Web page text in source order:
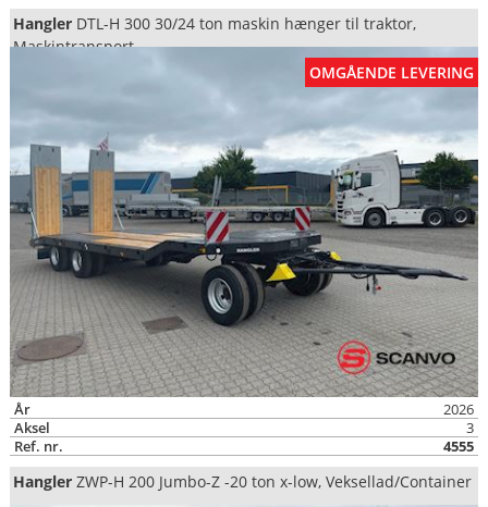
HanglerDTL-H 300 30/24 ton maskin hænger til traktor,
Maskintransport
OMGÅENDE LEVERING
År
2026
Aksel
3
Ref. nr.
4555
HanglerZWP-H 200 Jumbo-Z -20 ton x-low, Veksellad/Container